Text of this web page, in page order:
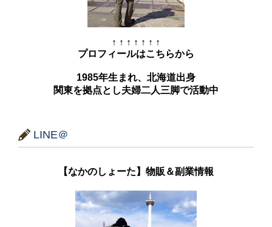
↑ ↑ ↑ ↑ ↑ ↑ ↑
プロフィールはこちらから
1985年生まれ、北海道出身
関東を拠点とし夫婦二人三脚で活動中
LINE＠
【なかのしょーた】物販＆副業情報